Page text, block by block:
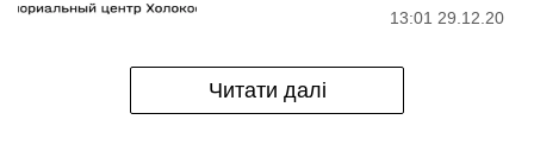
13:01 29.12.20
Читати далі